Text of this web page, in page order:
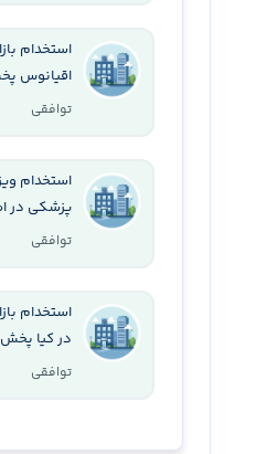
استخدام
اقیانوس
توافقی
استخدام
پزشکی در
توافقی
استخدام
در کیا
توافقی